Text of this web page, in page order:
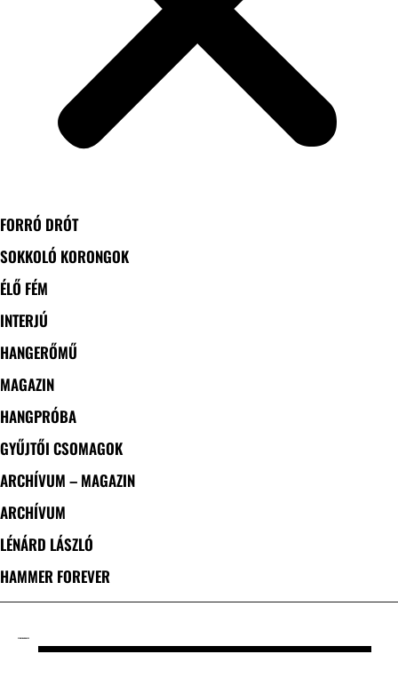
FORRÓ DRÓT
SOKKOLÓ KORONGOK
ÉLŐ FÉM
INTERJÚ
HANGERŐMŰ
MAGAZIN
HANGPRÓBA
GYŰJTŐI CSOMAGOK
ARCHÍVUM – MAGAZIN
ARCHÍVUM
LÉNÁRD LÁSZLÓ
HAMMER FOREVER